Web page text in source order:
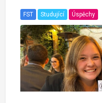
FST Studující Úspěchy